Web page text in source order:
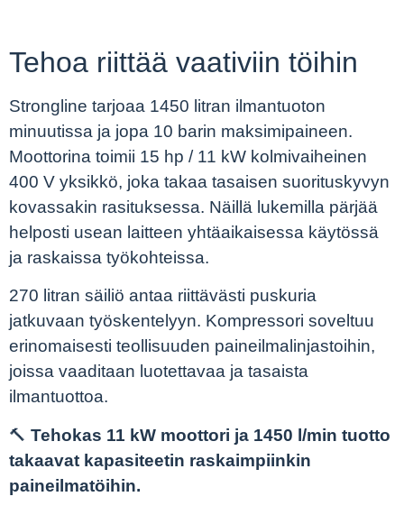
Tehoa riittää vaativiin töihin
Strongline tarjoaa 1450 litran ilmantuoton
minuutissa ja jopa 10 barin maksimipaineen.
Moottorina toimii 15 hp / 11 kW kolmivaiheinen
400 V yksikkö, joka takaa tasaisen suorituskyvyn
kovassakin rasituksessa. Näillä lukemilla pärjää
helposti usean laitteen yhtäaikaisessa käytössä
ja raskaissa työkohteissa.
270 litran säiliö antaa riittävästi puskuria
jatkuvaan työskentelyyn. Kompressori soveltuu
erinomaisesti teollisuuden paineilmalinjastoihin,
joissa vaaditaan luotettavaa ja tasaista
ilmantuottoa.
🔨 Tehokas 11 kW moottori ja 1450 l/min tuotto
takaavat kapasiteetin raskaimpiinkin
paineilmatöihin.